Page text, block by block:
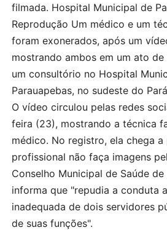
filmada. Hospital Municipal de
Reprodução Um médico e um
foram exonerados, após um
mostrando ambos em um ato
um consultório no Hospital
Parauapebas, no sudeste do
O vídeo circulou pelas redes
feira (23), mostrando a técnica
médico. No registro, ela chega a
profissional não faça imagens
Conselho Municipal de Saúde de
informa que "repudia a conduta
inadequada de dois servidores
de suas funções".